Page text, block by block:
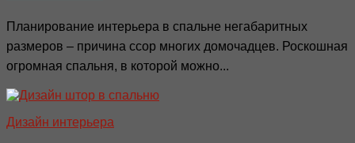
Планирование интерьера в спальне негабаритных
размеров – причина ссор многих домочадцев. Роскошная
огромная спальня, в которой можно...
Дизайн интерьера